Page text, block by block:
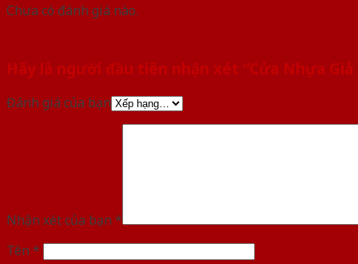
Chưa có đánh giá nào.
Hãy là người đầu tiên nhận xét “Cửa Nhựa Giả
Đánh giá của bạn
Nhận xét của bạn *
Tên *